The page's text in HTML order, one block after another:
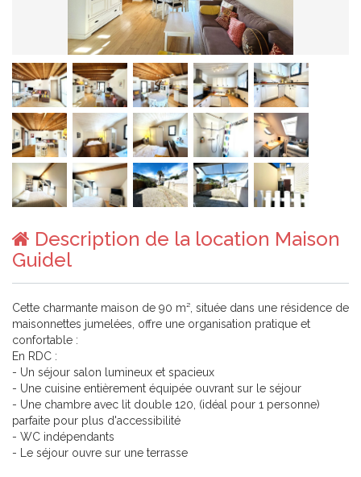
Description de la location Maison
Guidel
Cette charmante maison de 90 m², située dans une résidence de
maisonnettes jumelées, offre une organisation pratique et
confortable :
En RDC :
- Un séjour salon lumineux et spacieux
- Une cuisine entièrement équipée ouvrant sur le séjour
- Une chambre avec lit double 120, (idéal pour 1 personne)
parfaite pour plus d'accessibilité
- WC indépendants
- Le séjour ouvre sur une terrasse